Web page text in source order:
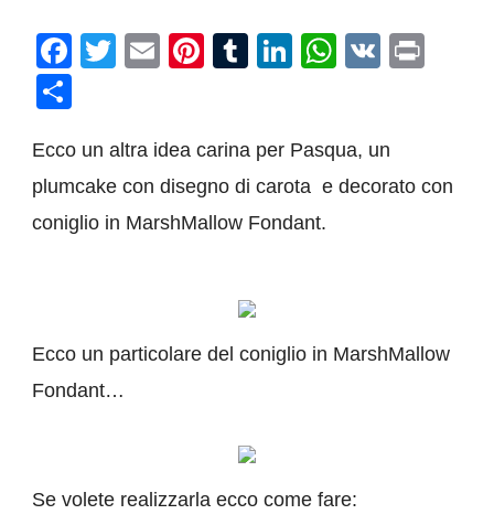
Facebook
Twitter
EmailPinterest
Tumblr
LinkedIn
VK
Ecco un altra idea carina per Pasqua, un
plumcake con disegno di carota e decorato con
coniglio in MarshMallow Fondant.
Ecco un particolare del coniglio in MarshMallow
Fondant…
Se volete realizzarla ecco come fare: